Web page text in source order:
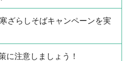
ざらしそばキャンペーンを実
に注意しましょう！